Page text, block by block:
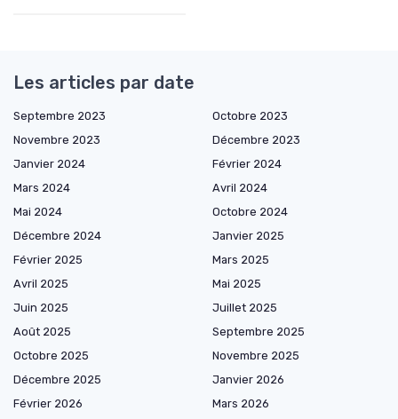
Les articles par date
Septembre 2023
Octobre 2023
Novembre 2023
Décembre 2023
Janvier 2024
Février 2024
Mars 2024
Avril 2024
Mai 2024
Octobre 2024
Décembre 2024
Janvier 2025
Février 2025
Mars 2025
Avril 2025
Mai 2025
Juin 2025
Juillet 2025
Août 2025
Septembre 2025
Octobre 2025
Novembre 2025
Décembre 2025
Janvier 2026
Février 2026
Mars 2026